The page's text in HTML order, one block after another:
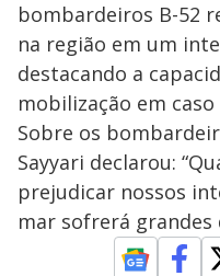
bombardeiros B-52
na região em um
destacando a
mobilização em caso
Sobre os
Sayyari declarou:
prejudicar nossos
mar sofrerá grandes